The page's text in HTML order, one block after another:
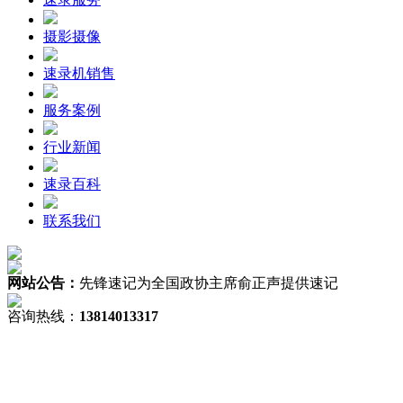
摄影摄像
速录机销售
服务案例
行业新闻
速录百科
联系我们
网站公告： 先锋速记为全国政协主席俞正声提供速记
咨询热线： 13814013317